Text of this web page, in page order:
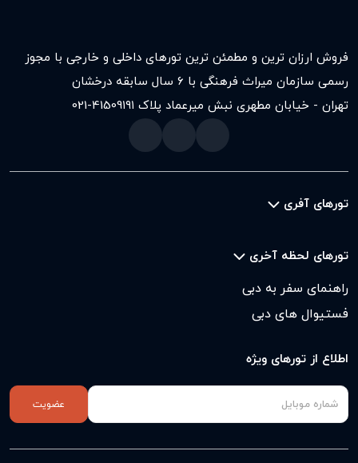
فروش ارزان ترین و مطمئن ترین تورهای داخلی و خارجی با مجوز
رسمی سازمان میراث فرهنگی با ۶ سال سابقه درخشان
تهران - خیابان مطهری نبش میرعماد پلاک ۱۹۱
021-41509
تورهای آفری
تورهای لحظه آخری
راهنمای سفر به دبی
فستیوال های دبی
اطلاع از تورهای ویژه
عضویت